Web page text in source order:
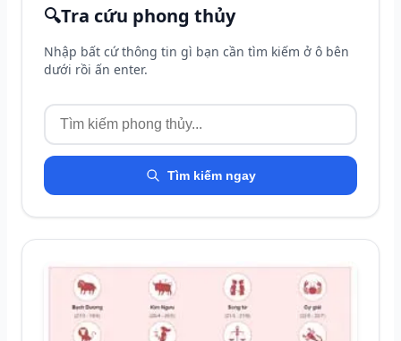
🔍Tra cứu phong thủy
Nhập bất cứ thông tin gì bạn cần tìm kiếm ở ô bên
dưới rồi ấn enter.
Tìm kiếm ngay